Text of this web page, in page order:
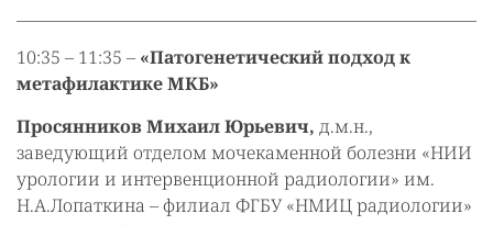
10:35 – 11:35 – «Патогенетический подход к
метафилактике МКБ»
Просянников Михаил Юрьевич, д.м.н.,
заведующий отделом мочекаменной болезни «НИИ
урологии и интервенционной радиологии» им.
Н.А.Лопаткина – филиал ФГБУ «НМИЦ радиологии»